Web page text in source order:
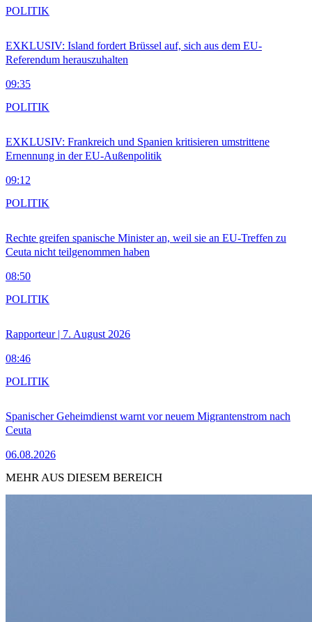
EXKLUSIV: Island fordert Brüssel auf, sich aus dem EU-
Referendum herauszuhalten
09:35
POLITIK
EXKLUSIV: Frankreich und Spanien kritisieren umstrittene
Ernennung in der EU-Außenpolitik
09:12
POLITIK
Rechte greifen spanische Minister an, weil sie an EU-Treffen zu
Ceuta nicht teilgenommen haben
08:50
POLITIK
Rapporteur | 7. August 2026
08:46
POLITIK
Spanischer Geheimdienst warnt vor neuem Migrantenstrom nach
Ceuta
06.08.2026
POLITIK
MEHR AUS DIESEM BEREICH